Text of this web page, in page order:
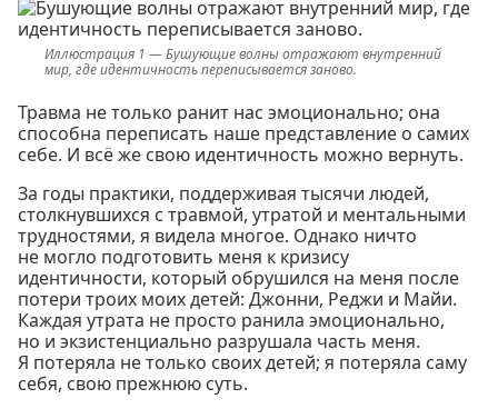
Бушующие волны отражают внутренний
мир, где идентичность переписывается заново.
Травма не только ранит нас эмоционально; она
способна переписать наше представление о самих
себе. И всё же свою идентичность можно вернуть.
За годы практики, поддерживая тысячи людей,
столкнувшихся с травмой, утратой и ментальными
трудностями, я видела многое. Однако ничто
не могло подготовить меня к кризису
идентичности, который обрушился на меня после
потери троих моих детей: Джонни, Реджи и Майи.
Каждая утрата не просто ранила эмоционально,
но и экзистенциально разрушала часть меня.
Я потеряла не только своих детей; я потеряла саму
себя, свою прежнюю суть.